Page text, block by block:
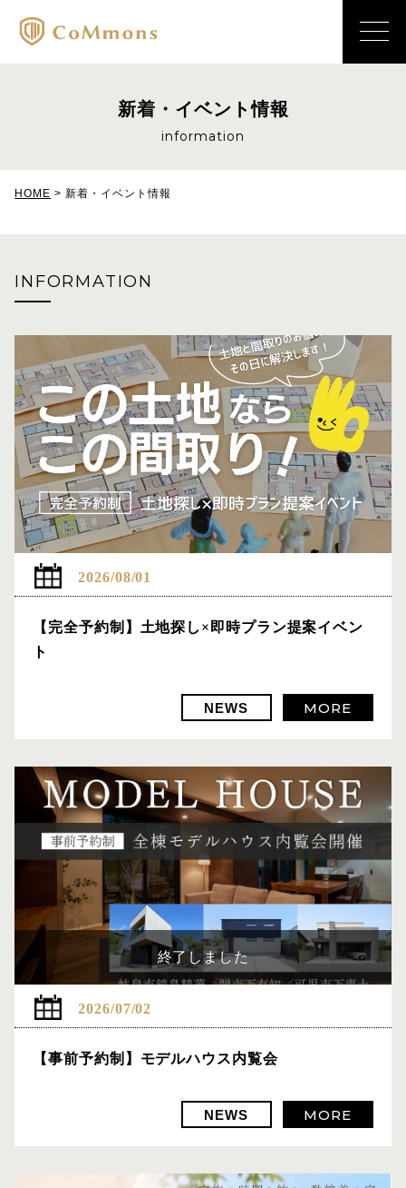
新着・イベント情報
information
HOME >新着・イベント情報
INFORMATION
2026/08/01
【完全予約制】土地探し×即時プラン提案イベン
ト
NEWS MORE
終了しました
2026/07/02
【事前予約制】モデルハウス内覧会
NEWS MORE